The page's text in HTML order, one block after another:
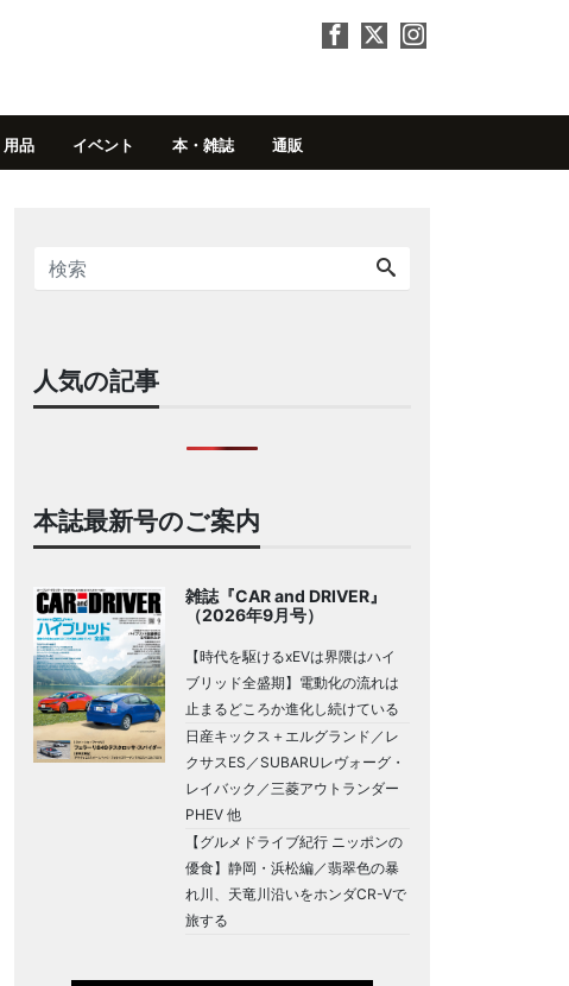
用品 イベント 本・雑誌 通販
人気の記事
本誌最新号のご案内
雑誌『CAR and DRIVER』
（2026年9月号）
【時代を駆けるxEVは界隈はハイ
ブリッド全盛期】電動化の流れは
止まるどころか進化し続けている
日産キックス＋エルグランド／レ
クサスES／SUBARUレヴォーグ・
レイバック／三菱アウトランダー
PHEV 他
【グルメドライブ紀行 ニッポンの
優食】静岡・浜松編／翡翠色の暴
れ川、天竜川沿いをホンダCR-Vで
旅する